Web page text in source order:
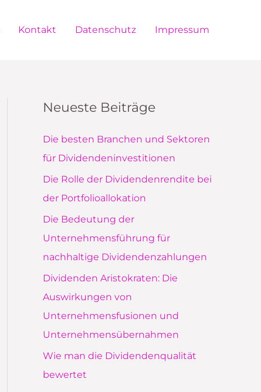
Kontakt Datenschutz Impressum
Neueste Beiträge
Die besten Branchen und Sektoren
für Dividendeninvestitionen
Die Rolle der Dividendenrendite bei
der Portfolioallokation
Die Bedeutung der
Unternehmensführung für
nachhaltige Dividendenzahlungen
Dividenden Aristokraten: Die
Auswirkungen von
Unternehmensfusionen und
Unternehmensübernahmen
Wie man die Dividendenqualität
bewertet